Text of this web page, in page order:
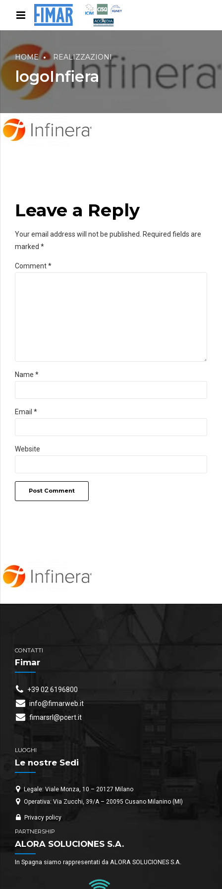
HOME REALIZZAZIONI
logoInfiera
Leave a Reply
Your email address will not be published. Required fields are
marked *
Comment*
Name *
Email *
Website
Post Comment
CONTATTI
Fimar
+39 02 6196800
info@fimarweb.it
fimarsrl@pcert.it
LUOGHI
Le nostre Sedi
Legale: Viale Monza, 10 – 20127 Milano
Operativa: Via Zucchi, 39/A – 20095 Cusano Milanino (MI)
Privacy policy
PARTNERSHIP
ALORA SOLUCIONES S.A.
In Spagna siamo rappresentati da ALORA SOLUCIONES S.A.